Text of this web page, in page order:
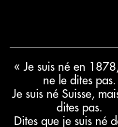
« Je suis né en
ne le dites pas.
Je suis né Suisse,
dites pas.
Dites que je suis né